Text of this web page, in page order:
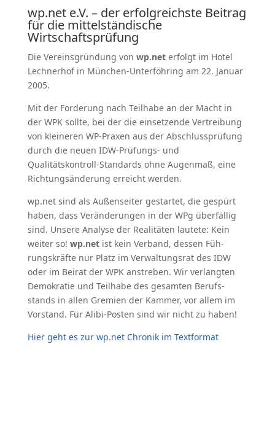
wp.net e.V. – der erfolgreichste Beitrag
für die mittelständische
Wirtschaftsprüfung
Die Vereinsgründung von wp.neterfolgt im Hotel
Lechnerhof in Mün­chen-Unter­föhring am 22. Januar
2005.
Mit der Forderung nach Teilhabe an der Macht in
der WPK sollte, bei der die einsetzende Vertreibung
von kleineren WP-Praxen aus der Abschlussprüfung
durch die neuen IDW-Prüfungs- und
Qualitätskontroll-Standards ohne Augenmaß, eine
Richtungsänderung erreicht werden.
wp.net sind als Außenseiter gestartet, die gespürt
haben, dass Verän­de­run­gen in der WPg überfällig
sind. Unsere Analyse der Realitäten lau­tete: Kein
weiter so! wp.netist kein Verband, dessen Füh­
rungs­­kräfte nur Platz im Ver­wal­tungs­rat des IDW
oder im Beirat der WPK anstreben. Wir ver­­lang­ten
Demo­kratie und Teil­habe des ge­samten Berufs­­
stands in allen Gre­mien der Kammer, vor allem im
Vor­stand. Für Alibi-Pos­ten sind wir nicht zu haben!
Hier geht es zur wp.net Chronik im Textformat